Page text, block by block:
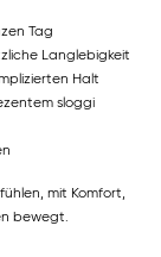
Tag
Langlebigkeit
Halt
sloggi
mit Komfort,
bewegt.